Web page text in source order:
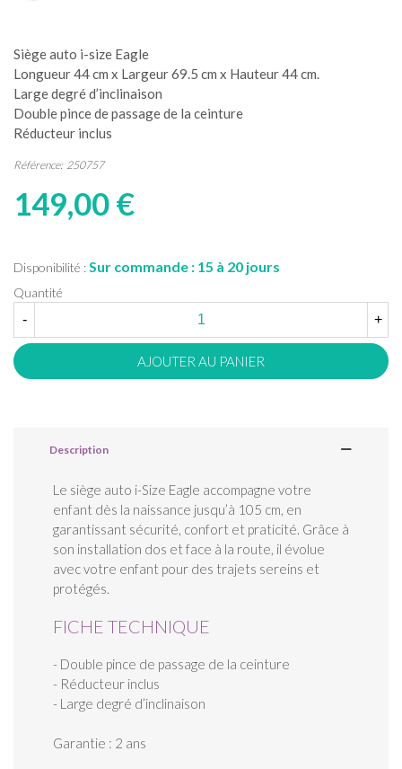
Siège auto i-size Eagle
Longueur 44 cm x Largeur 69.5 cm x Hauteur 44 cm.
Large degré d’inclinaison
Double pince de passage de la ceinture
Réducteur inclus
Référence: 250757
149,00 €
Disponibilité :Sur commande : 15 à 20 jours
Quantité
-
+
AJOUTER AU PANIER
Description
Le siège auto i-Size Eagle accompagne votre
enfant dès la naissance jusqu’à 105 cm, en
garantissant sécurité, confort et praticité. Grâce à
son installation dos et face à la route, il évolue
avec votre enfant pour des trajets sereins et
protégés.
FICHE TECHNIQUE
- Double pince de passage de la ceinture
- Réducteur inclus
- Large degré d’inclinaison
Garantie : 2 ans